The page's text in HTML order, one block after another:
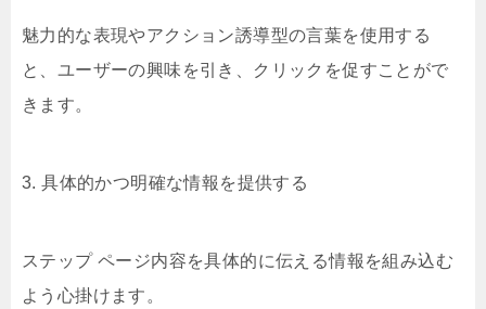
魅力的な表現やアクション誘導型の言葉を使用する
と、ユーザーの興味を引き、クリックを促すことがで
きます。
3. 具体的かつ明確な情報を提供する
ステップ ページ内容を具体的に伝える情報を組み込む
よう心掛けます。